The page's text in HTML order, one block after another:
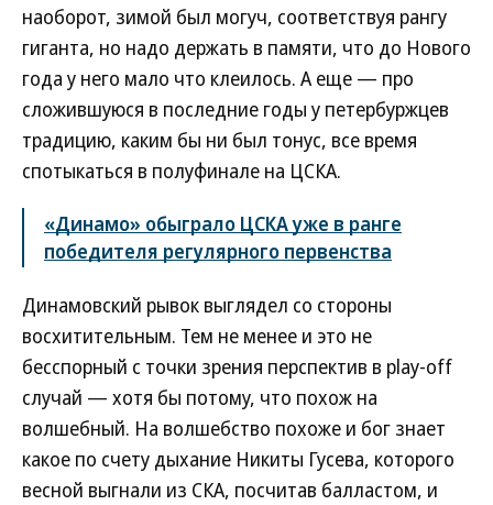
наоборот, зимой был могуч, соответствуя рангу
гиганта, но надо держать в памяти, что до Нового
года у него мало что клеилось. А еще — про
сложившуюся в последние годы у петербуржцев
традицию, каким бы ни был тонус, все время
спотыкаться в полуфинале на ЦСКА.
«Динамо» обыграло ЦСКА уже в ранге
победителя регулярного первенства
Динамовский рывок выглядел со стороны
восхитительным. Тем не менее и это не
бесспорный с точки зрения перспектив в play-off
случай — хотя бы потому, что похож на
волшебный. На волшебство похоже и бог знает
какое по счету дыхание Никиты Гусева, которого
весной выгнали из СКА, посчитав балластом, и